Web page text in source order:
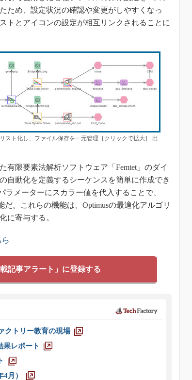
ため、設定状況の確認や変更がしやすくなっ
トとアイコンの設定が相互リンクされることに
スト化し、ファイル保存を一元管理［クリックで拡大］ 出
限要素法解析ソフトウェア「Femtet」のダイ
自動化を定義するシーケンスを簡単に作成でき
ラメーターにスカラー値を代入することで、
。これらの機能は、Optimusの最適化アルゴリ
に寄与する。
記事アラート」に登録する
クトリー教育の現場
果レポート
月）